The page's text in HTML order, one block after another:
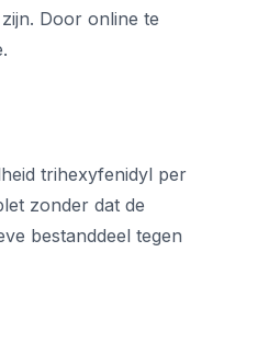
Door online te
trihexyfenidyl per
zonder dat de
bestanddeel tegen